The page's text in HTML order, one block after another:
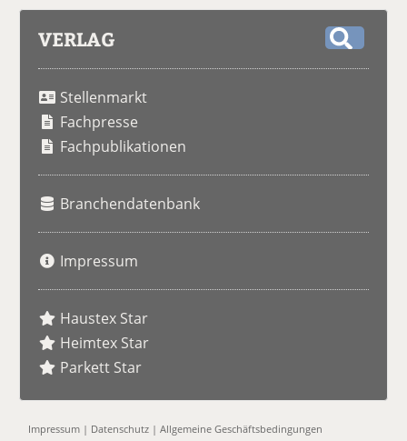
VERLAG
Stellenmarkt
Fachpresse
Fachpublikationen
Branchendatenbank
Impressum
Haustex Star
Heimtex Star
Parkett Star
Impressum | Datenschutz |Allgemeine Geschäftsbedingungen